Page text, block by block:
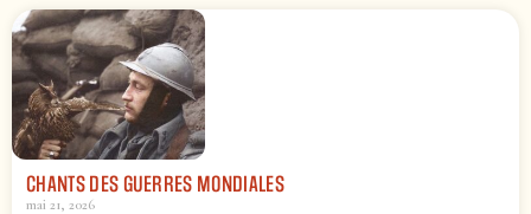
CHANTS DES GUERRES MONDIALES
mai 21, 2026